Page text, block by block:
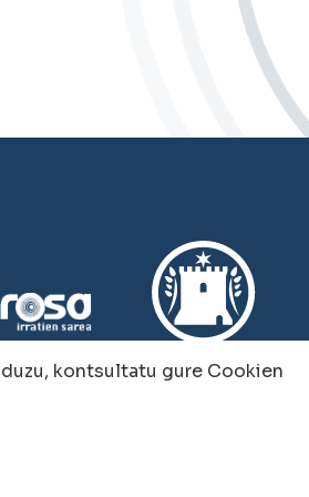
kontsultatu gure Cookien